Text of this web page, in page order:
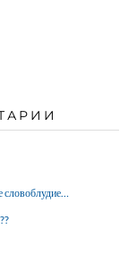
словоблудие…